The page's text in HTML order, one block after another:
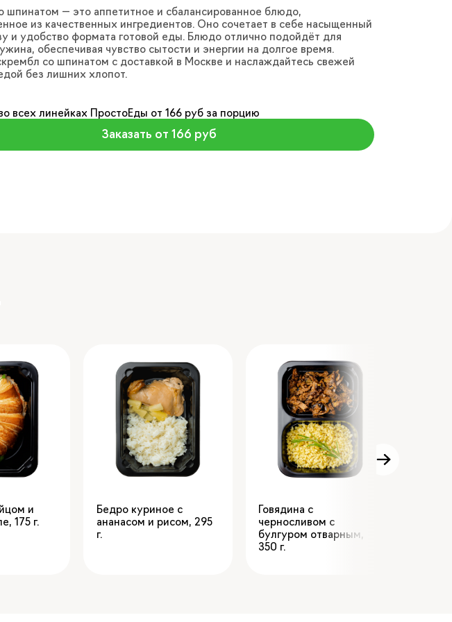
шпинатом — это аппетитное и сбалансированное блюдо,
из качественных ингредиентов. Оно сочетает в себе насыщенный
и удобство формата готовой еды. Блюдо отлично подойдёт для
обеспечивая чувство сытости и энергии на долгое время.
со шпинатом с доставкой в Москве и наслаждайтесь свежей
без лишних хлопот.
всех линейках ПростоЕды от 166 руб за порцию
Заказать от 166 руб
и
,175
Бедро куриное с
ананасом и рисом, 295
Говядина с
черносливом с
булгуром отварным,
350